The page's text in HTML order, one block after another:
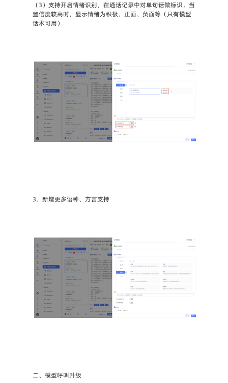
（3）支持开启情绪识别，在通话记录中对单句话做标识，当
置信度较高时，显示情绪为积极、正面、负面等（只有模型
话术可用）
3、新增更多语种、方言支持
二、模型呼叫升级